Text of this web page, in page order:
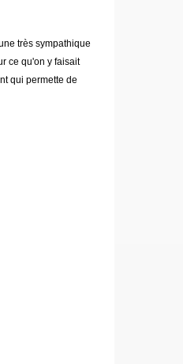
très sympathique
ce qu'on y faisait
qui permette de